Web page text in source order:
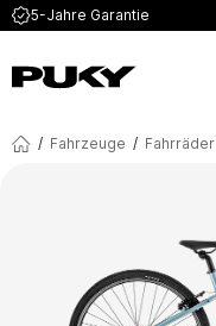
5-Jahre Garantie
/ Fahrzeuge / Fahrräder